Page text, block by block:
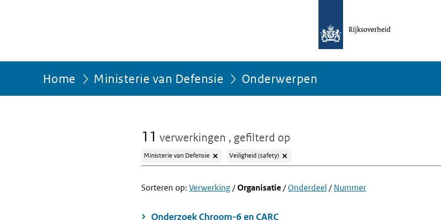
Home Ministerie van Defensie Onderwerpen
11 verwerkingen , gefilterd op
Ministerie van Defensie Veiligheid (safety)
Sorteren op:Verwerking/Organisatie/ Onderdeel / Nummer
Onderzoek Chroom-6 en CARC